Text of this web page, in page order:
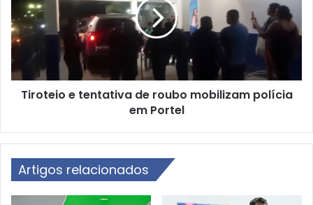
C
e
l
e
a
n
t
t
e
i
o
e
i
v
Tiroteio e tentativa de roubo mobilizam polícia
em Portel
Artigos relacionados